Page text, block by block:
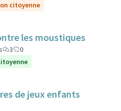
citoyenne
les moustiques
3
0
de jeux enfants